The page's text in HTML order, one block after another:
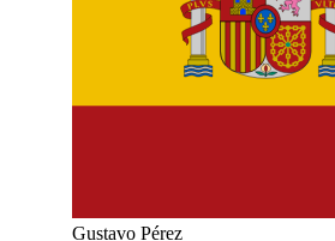
Gustavo Pérez